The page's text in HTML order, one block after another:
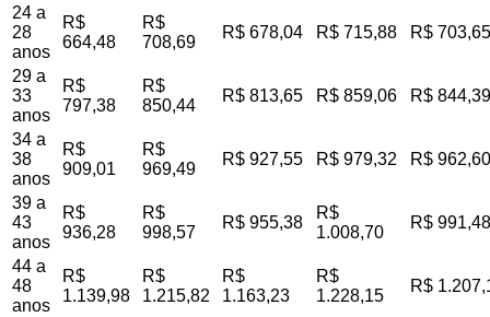
24 a
28
anos
R$
664,48
R$
708,69
R$ 678,04 R$ 715,88 R$ 703,65
29 a
33
anos
R$
797,38
R$
850,44
R$ 813,65 R$ 859,06 R$ 844,39
34 a
38
anos
R$
909,01
R$
969,49
R$ 927,55 R$ 979,32 R$ 962,60
39 a
43
anos
R$
936,28
R$
998,57
R$ 955,38
R$
1.008,70
R$ 991,48
44 a
48
anos
R$
1.139,98
R$
1.215,82
R$
1.163,23
R$
1.228,15
R$